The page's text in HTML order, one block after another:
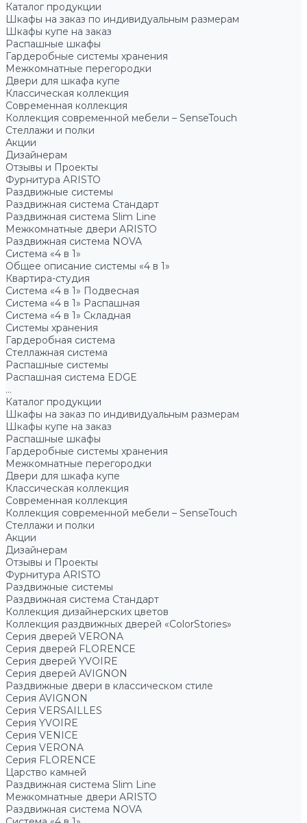
Каталог продукции
Шкафы на заказ по индивидуальным размерам
Шкафы купе на заказ
Распашные шкафы
Гардеробные системы хранения
Межкомнатные перегородки
Двери для шкафа купе
Классическая коллекция
Современная коллекция
Коллекция современной мебели – SenseTouch
Стеллажи и полки
Акции
Дизайнерам
Отзывы и Проекты
Фурнитура ARISTO
Раздвижные системы
Раздвижная система Стандарт
Раздвижная система Slim Line
Межкомнатные двери ARISTO
Раздвижная система NOVA
Система «4 в 1»
Общее описание системы «4 в 1»
Квартира-студия
Система «4 в 1» Подвесная
Система «4 в 1» Распашная
Система «4 в 1» Складная
Системы хранения
Гардеробная система
Стеллажная система
Распашные системы
Распашная система EDGE
...
Каталог продукции
Шкафы на заказ по индивидуальным размерам
Шкафы купе на заказ
Распашные шкафы
Гардеробные системы хранения
Межкомнатные перегородки
Двери для шкафа купе
Классическая коллекция
Современная коллекция
Коллекция современной мебели – SenseTouch
Стеллажи и полки
Акции
Дизайнерам
Отзывы и Проекты
Фурнитура ARISTO
Раздвижные системы
Раздвижная система Стандарт
Коллекция дизайнерских цветов
Коллекция раздвижных дверей «ColorStories»
Серия дверей VERONA
Серия дверей FLORENCE
Серия дверей YVOIRE
Серия дверей AVIGNON
Раздвижные двери в классическом стиле
Серия AVIGNON
Серия VERSAILLES
Серия YVOIRE
Серия VENICE
Серия VERONA
Серия FLORENCE
Царство камней
Раздвижная система Slim Line
Межкомнатные двери ARISTO
Раздвижная система NOVA